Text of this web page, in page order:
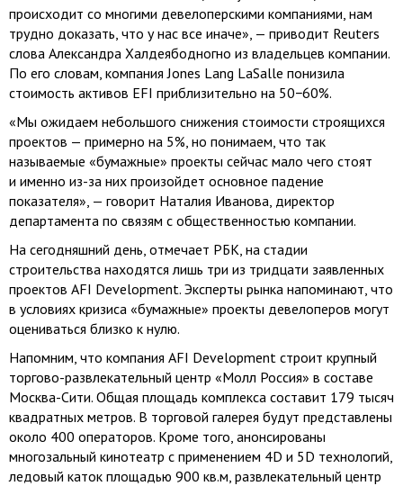
происходит со многими девелоперскими компаниями, нам
трудно доказать, что у нас все иначе», — приводит Reuters
слова Александра Халдеябодногно из владельцев компании.
По его словам, компания Jones Lang LaSalle понизила
стоимость активов EFI приблизительно на 50−60%.
«Мы ожидаем небольшого снижения стоимости строящихся
проектов — примерно на 5%, но понимаем, что так
называемые «бумажные» проекты сейчас мало чего стоят
и именно из-за них произойдет основное падение
показателя», — говорит Наталия Иванова, директор
департамента по связям с общественностью компании.
На сегодняшний день, отмечает РБК, на стадии
строительства находятся лишь три из тридцати заявленных
проектов AFI Development. Эксперты рынка напоминают, что
в условиях кризиса «бумажные» проекты девелоперов могут
оцениваться близко к нулю.
Напомним, что компания AFI Development строит крупный
торгово-развлекательный центр «Молл Россия» в составе
Москва-Сити. Общая площадь комплекса составит 179 тысяч
квадратных метров. В торговой галерея будут представлены
около 400 операторов. Кроме того, анонсированы
многозальный кинотеатр с применением 4D и 5D технологий,
ледовый каток площадью 900 кв.м, развлекательный центр